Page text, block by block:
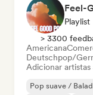
Feel-
Playlist
> 3300
Americana
Deutschpop/
Adicionar
Pop suave /